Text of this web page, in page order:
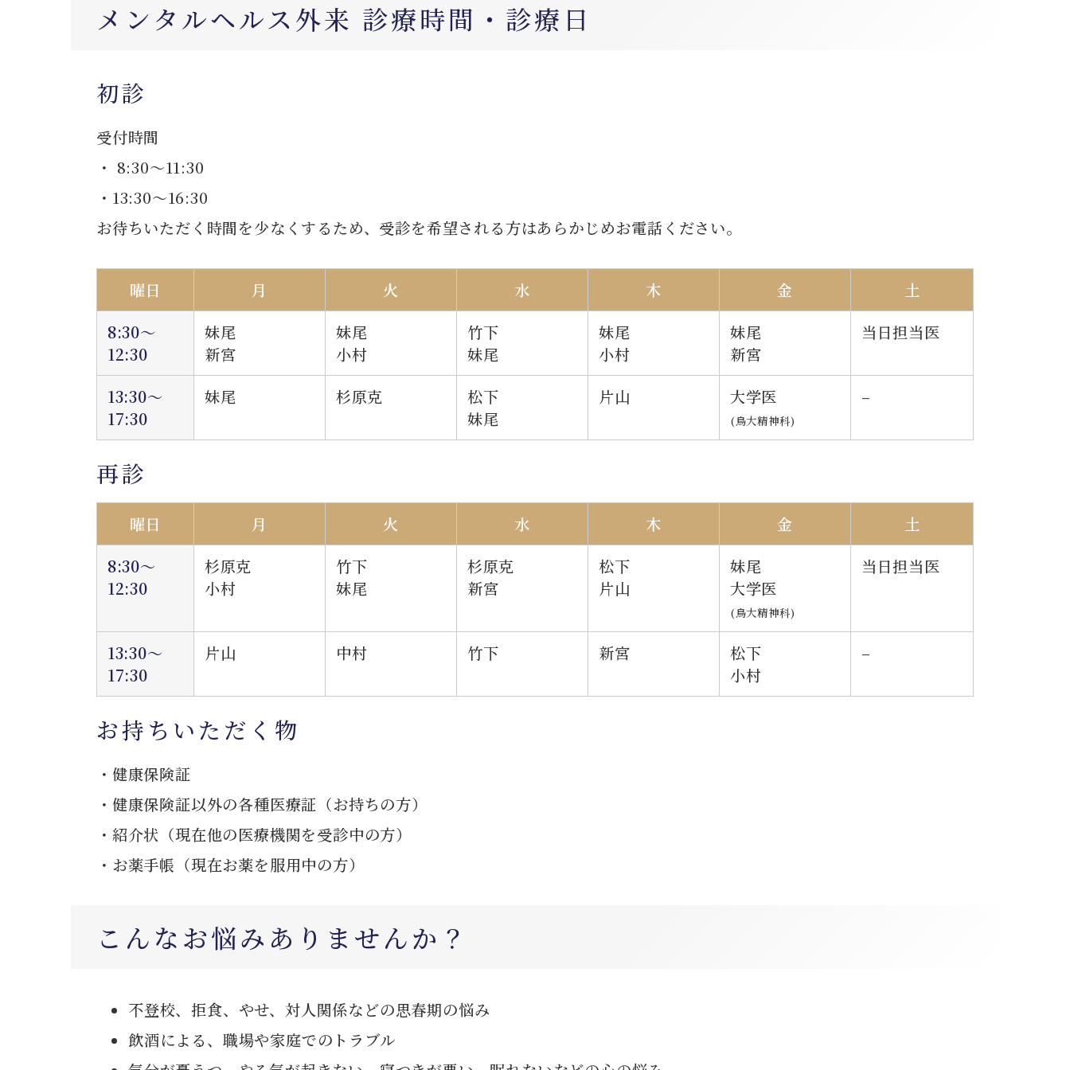
メンタルヘルス外来 診療時間・診療日
初診
受付時間
・ 8:30～11:30
・13:30～16:30
お待ちいただく時間を少なくするため、受診を希望される方はあらかじめお電話ください。
曜日 月 火 水 木 金
土
8:30～
12:30
妹尾
新宮
妹尾
小村
竹下
妹尾
妹尾
小村
妹尾
新宮
当日担当医
13:30～
17:30
妹尾 杉原克
松下
妹尾
片山 大学医
(鳥大精神科)
–
再診
曜日 月 火 水 木 金
土
8:30～
12:30
杉原克
小村
竹下
妹尾
杉原克
新宮
松下
片山
妹尾
大学医
(鳥大精神科)
当日担当医
13:30～
17:30
片山 中村 竹下 新宮
松下
小村
–
お持ちいただく物
・健康保険証
・健康保険証以外の各種医療証（お持ちの方）
・紹介状（現在他の医療機関を受診中の方）
・お薬手帳（現在お薬を服用中の方）
こんなお悩みありませんか？
不登校、拒食、やせ、対人関係などの思春期の悩み
飲酒による、職場や家庭でのトラブル